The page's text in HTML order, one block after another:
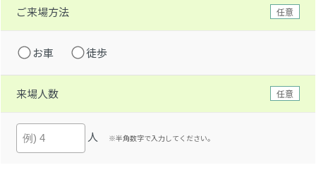
ご来場方法 任意
お車 徒歩
来場人数 任意
人 ※半角数字で入力してください。